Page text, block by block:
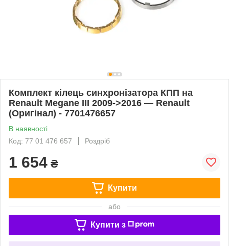
Комплект кілець синхронізатора КПП на
Renault Megane III 2009->2016 — Renault
(Оригінал) - 7701476657
В наявності
Код: 77 01 476 657
Роздріб
1 654 ₴
Купити
або
Купити з